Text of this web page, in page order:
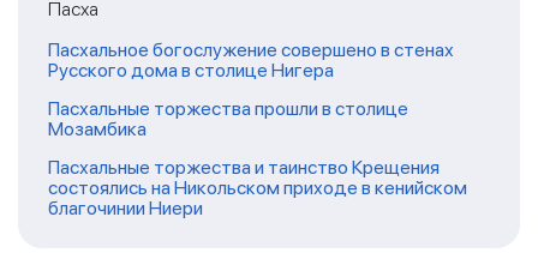
Пасха
Пасхальное богослужение совершено в стенах
Русского дома в столице Нигера
Пасхальные торжества прошли в столице
Мозамбика
Пасхальные торжества и таинство Крещения
состоялись на Никольском приходе в кенийском
благочинии Ниери